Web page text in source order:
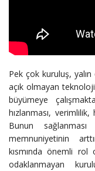
Pek çok kuruluş,
açık olmayan
büyümeye
hızlanması,
Bunun sağlanması
memnuniyetinin
kısmında önemli rol
odaklanmayan